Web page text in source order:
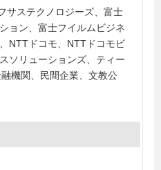
サステクノロジーズ、富士
ョン、富士フイルムビジネ
NTTドコモ、NTTドコモビ
ソリューションズ、ティー
機関、民間企業、文教公